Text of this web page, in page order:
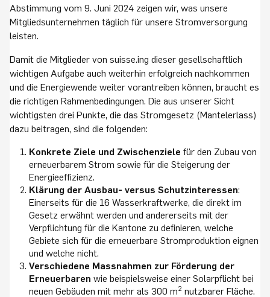
Abstimmung vom 9. Juni 2024 zeigen wir, was unsere
Mitgliedsunternehmen täglich für unsere Stromversorgung
leisten.
Damit die Mitglieder von suisse.ing dieser gesellschaftlich
wichtigen Aufgabe auch weiterhin erfolgreich nachkommen
und die Energiewende weiter vorantreiben können, braucht es
die richtigen Rahmenbedingungen. Die aus unserer Sicht
wichtigsten drei Punkte, die das Stromgesetz (Mantelerlass)
dazu beitragen, sind die folgenden:
Konkrete Ziele und Zwischenziele für den Zubau von
erneuerbarem Strom sowie für die Steigerung der
Energieeffizienz.
Klärung der Ausbau- versus Schutzinteressen:
Einerseits für die 16 Wasserkraftwerke, die direkt im
Gesetz erwähnt werden und andererseits mit der
Verpflichtung für die Kantone zu definieren, welche
Gebiete sich für die erneuerbare Stromproduktion eignen
und welche nicht.
Verschiedene Massnahmen zur Förderung der
Erneuerbaren wie beispielsweise einer Solarpflicht bei
neuen Gebäuden mit mehr als 300 m2 nutzbarer Fläche.